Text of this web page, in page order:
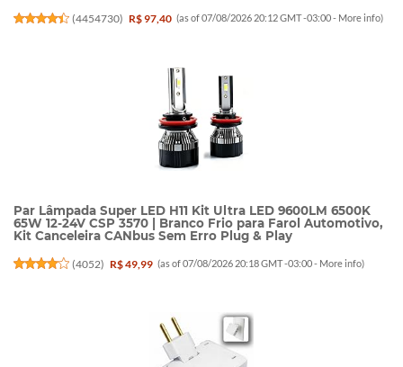
(4454730) R$ 97,40 (as of 07/08/2026 20:12 GMT -03:00 - More info)
Par Lâmpada Super LED H11 Kit Ultra LED 9600LM 6500K
65W 12-24V CSP 3570 | Branco Frio para Farol Automotivo,
Kit Canceleira CANbus Sem Erro Plug & Play
(4052) R$ 49,99 (as of 07/08/2026 20:18 GMT -03:00 - More info)